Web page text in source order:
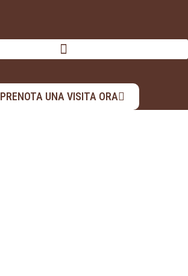
PRENOTA UNA VISITA ORA